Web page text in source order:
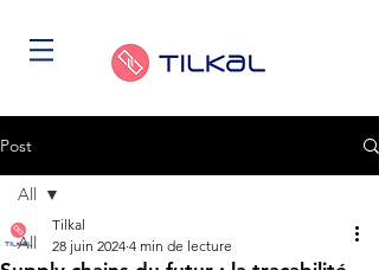
Post
All
All
Tilkal
28 juin 2024 4 min de lecture